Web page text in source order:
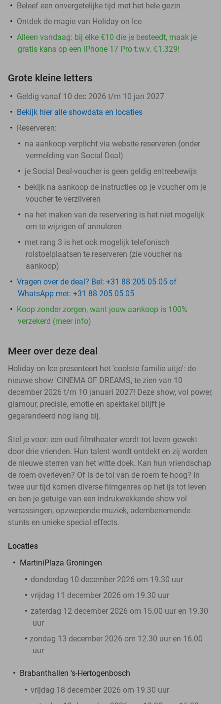
Beleef een onvergetelijke tijd met het hele gezin
Ontdek de magie van Holiday on Ice
Alleen vandaag: bij elke €10 die je besteedt, maak je
gratis kans op een iPhone 17 Pro t.w.v. €1.329!
Grote kleine letters
Geldig vanaf 10 dec 2026 t/m 10 jan 2027
Bekijk hier alle showdata en locaties
Reserveren:
na aankoop verplicht via website reserveren (onder
vermelding van Social Deal)
je Social Deal-voucher is geen geldig entreebewijs
bekijk na aankoop de instructies op je voucher om je
voucher te verzilveren
na het maken van de reservering is het niet mogelijk
om te wijzigen of annuleren
met rang 3 is het ook mogelijk telefonisch
rolstoelplaatsen te reserveren (zie voucher na
aankoop)
Vragen over de deal? Bel: +31 88 205 05 05 of
WhatsApp met: +31 88 205 05 05
Koop zonder zorgen, want jouw aankoop is 100%
verzekerd (meer info)
Meer over deze deal
Holiday on Ice presenteert het 'coolste familie-uitje': de
nieuwe show 'CINEMA OF DREAMS, te zien van 10
december 2026 t/m 10 januari 2027! Deze show, vol power,
glamour, precisie, emotie en spektakel blijft je
gegarandeerd nog lang bij.
Stel je voor: een oud filmtheater wordt tot leven gewekt
door drie vrienden. Hun talent wordt ontdekt en zij worden
de nieuwe sterren van het witte doek. Kan hun vriendschap
de roem overleven? Of is de tol van de roem te hoog? In
twee uur tijd komen diverse filmgenres op het ijs tot leven
en ben je getuige van een indrukwekkende show vol
verrassingen, opzwepende muziek, adembenemende
stunts en unieke special effects.
Locaties
MartiniPlaza Groningen
donderdag 10 december 2026 om 19.30 uur
vrijdag 11 december 2026 om 19.30 uur
zaterdag 12 december 2026 om 15.00 uur en 19.30
uur
zondag 13 december 2026 om 12.30 uur en 16.00
uur
Brabanthallen 's-Hertogenbosch
vrijdag 18 december 2026 om 19.30 uur